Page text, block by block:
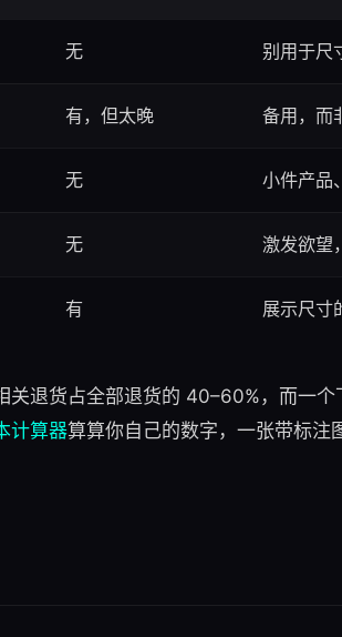
无 别用于尺
有，但太晚 备用，而
无 小件产品
无 激发欲望
有 展示尺寸
关退货占全部退货的 40–60%，而一个
计算器算算你自己的数字，一张带标注